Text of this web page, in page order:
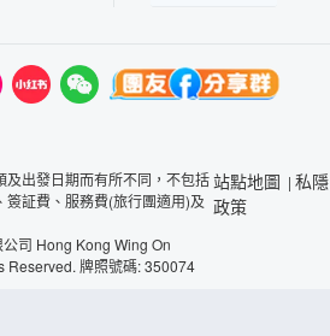
出發日期而有所不同，不包括
証費、服務費(旅行團適用)及
司 Hong Kong Wing On
Reserved. 牌照號碼: 350074
站點地圖 | 私隱
政策